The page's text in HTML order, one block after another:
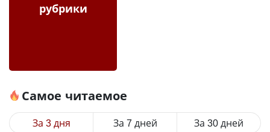
рубрики
Самое читаемое
За 3 дня За 7 дней За 30 дней